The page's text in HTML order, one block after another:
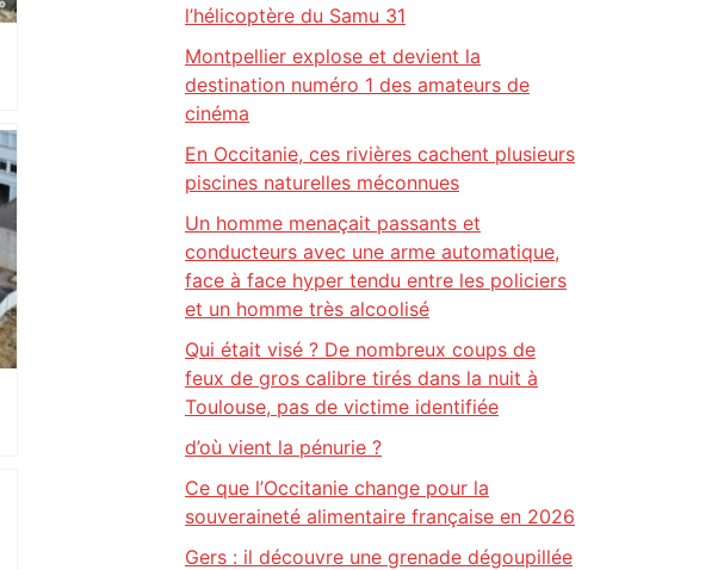
l’hélicoptère du Samu 31
Montpellier explose et devient la
destination numéro 1 des amateurs de
cinéma
En Occitanie, ces rivières cachent plusieurs
piscines naturelles méconnues
Un homme menaçait passants et
conducteurs avec une arme automatique,
face à face hyper tendu entre les policiers
et un homme très alcoolisé
Qui était visé ? De nombreux coups de
feux de gros calibre tirés dans la nuit à
Toulouse, pas de victime identifiée
d’où vient la pénurie ?
Ce que l’Occitanie change pour la
souveraineté alimentaire française en 2026
Gers : il découvre une grenade dégoupillée